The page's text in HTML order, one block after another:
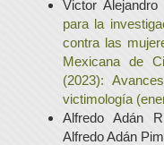
Victor
para la
contra las
Mexicana de
(2023):
victimología
Alfredo Adán
Alfredo Adán